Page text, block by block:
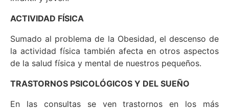
ACTIVIDAD FÍSICA
Sumado al problema de la Obesidad, el descenso de
la actividad física también afecta en otros aspectos
de la salud física y mental de nuestros pequeños.
TRASTORNOS PSICOLÓGICOS Y DEL SUEÑO
En las consultas se ven trastornos en los más